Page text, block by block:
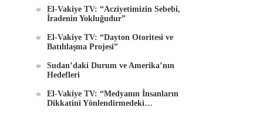
El-Vakiye TV: “Acziyetimizin Sebebi,
İradenin Yokluğudur”
El-Vakiye TV: “Dayton Otoritesi ve
Batılılaşma Projesi”
Sudan’daki Durum ve Amerika’nın
Hedefleri
El-Vakiye TV: “Medyanın İnsanların
Dikkatini Yönlendirmedeki…